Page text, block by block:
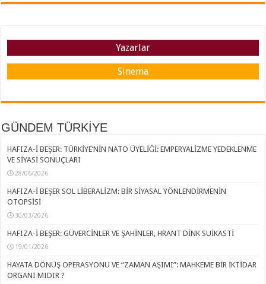
Yazarlar
Sinema
GÜNDEM TÜRKİYE
HAFIZA-İ BEŞER: TÜRKİYE’NİN NATO ÜYELİĞİ: EMPERYALİZME YEDEKLENME
VE SİYASİ SONUÇLARI
28/06/2026
HAFIZA-İ BEŞER SOL LİBERALİZM: BİR SİYASAL YÖNLENDİRMENİN
OTOPSİSİ
30/03/2026
HAFIZA-İ BEŞER: GÜVERCİNLER VE ŞAHİNLER, HRANT DİNK SUİKASTİ
19/01/2026
HAYATA DÖNÜŞ OPERASYONU VE “ZAMAN AŞIMI”: MAHKEME BİR İKTİDAR
ORGANI MIDIR ?